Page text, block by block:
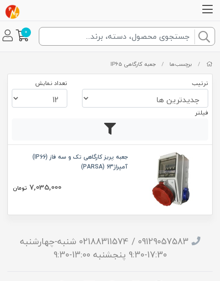
0
/ برچسب‌ها / جعبه کارگاهی IP65
ترتیب تعداد نمایش
فیلتر
جعبه پریز کارگاهی تک و سه فاز (IP66)
آمپراژ63 (PARSA)
7,035,000 تومان
09129057583 / 02188311574 شنبه-چهارشنبه
17:30-9:30 پنجشنبه 13:00-9:30